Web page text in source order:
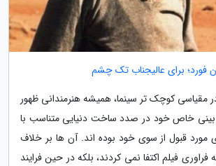
فورد؛ برای عالیجناب تک چشم
مقیاسی کوچک تر سینما، همیشه هنرمندانی ظهور
بینی خاص خود در صدد ساخت دنیایی متناسب با
قبول از سوی خود بوده اند. آن ها بر خلاف
فراوری فیلم اکتفا نمی کردند، بلکه در حین فرایند